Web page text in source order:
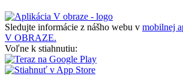
Sledujte informácie z nášho webu v mobilnej
V OBRAZE.
Voľne k stiahnutiu: